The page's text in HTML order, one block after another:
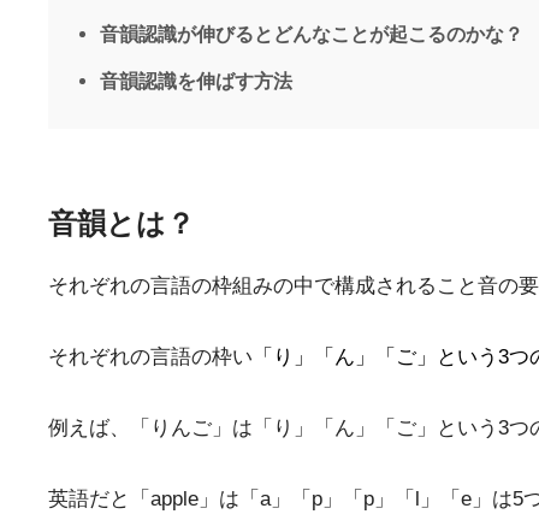
音韻認識が伸びるとどんなことが起こるのかな？
音韻認識を伸ばす方法
音韻とは？
それぞれの言語の枠組みの中で構成されること音の
それぞれの言語の枠い 「り」「ん」「ご」という3
例えば、「りんご」は「り」「ん」「ご」という3つ
英語だと「apple」は「a」「p」「p」「l」「e」は5